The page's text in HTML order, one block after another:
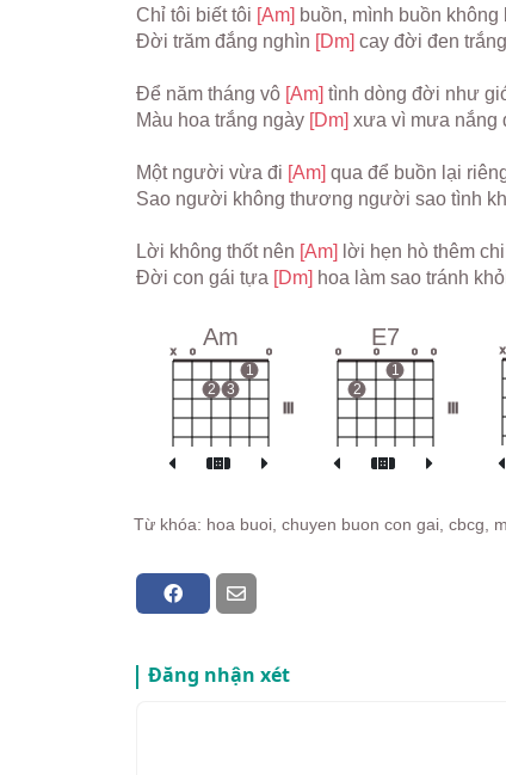
Chỉ tôi biết tôi [Am] buồn, mình buồn không
Đời trăm đắng nghìn [Dm] cay đời đen
Để năm tháng vô [Am] tình dòng đời như
Màu hoa trắng ngày [Dm] xưa vì mưa nắng
Một người vừa đi [Am] qua để buồn lại
Sao người không thương người sao tình
Lời không thốt nên [Am] lời hẹn hò thêm chi
Đời con gái tựa [Dm] hoa làm sao tránh
Am
x o
2 3
1
o
E7
o
2
o
1
o o x
Từ khóa: hoa buoi, chuyen buon con gai, cbcg,
Đăng nhận xét